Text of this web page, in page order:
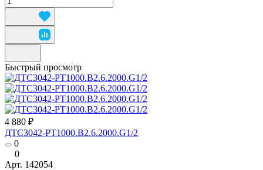
Быстрый просмотр
4 880 ₽
ДТС3042-РТ1000.В2.6.2000.G1/2
0
0
Арт. 142054